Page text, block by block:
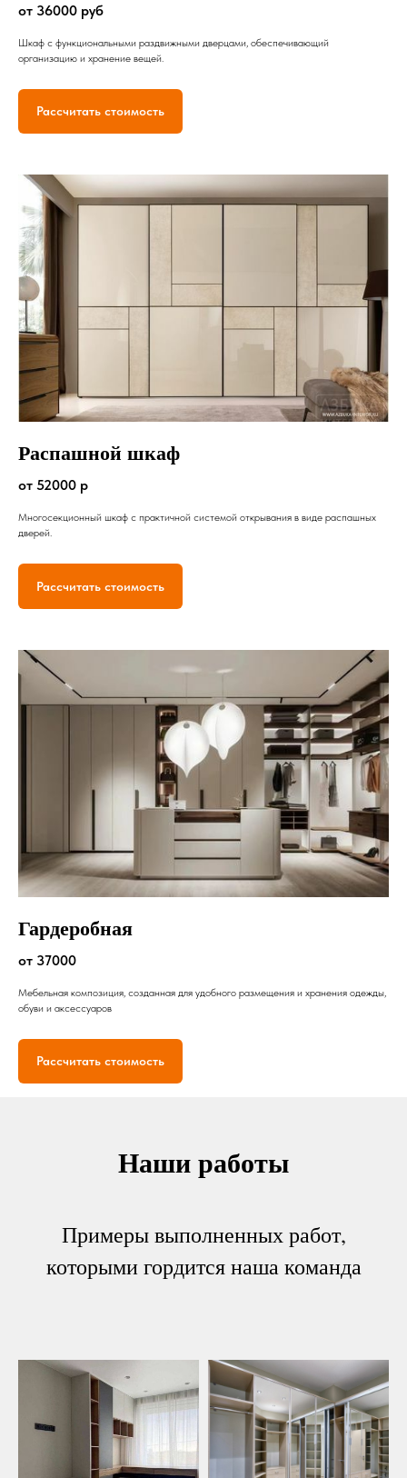
от 36000 руб
Шкаф с функциональными раздвижными дверцами, обеспечивающий
организацию и хранение вещей.
Рассчитать стоимость
Распашной шкаф
от 52000 р
Многосекционный шкаф с практичной системой открывания в виде распашных
дверей.
Рассчитать стоимость
Гардеробная
от 37000
Мебельная композиция, созданная для удобного размещения и хранения одежды,
обуви и аксессуаров
Рассчитать стоимость
Наши работы
Примеры выполненных работ,
которыми гордится наша команда